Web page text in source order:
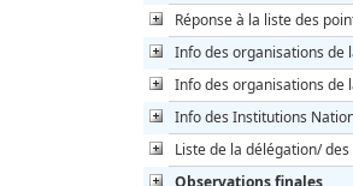
Réponse à la liste des
Info des organisations de
Info des organisations de
Info des Institutions
Liste de la délégation/
Observations finales